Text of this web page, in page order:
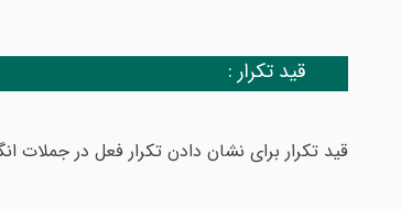
قید تکرار :
قید تکرار برای نشان دادن تکرار فعل در جملات